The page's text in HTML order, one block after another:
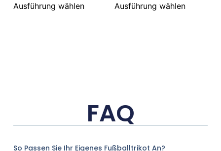
Ausführung wählen Ausführung wählen
FAQ
So Passen Sie Ihr Eigenes Fußballtrikot An?